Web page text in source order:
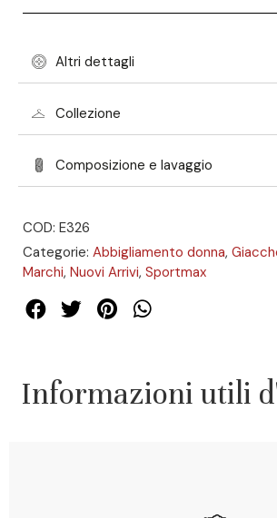
Altri dettagli
Collezione
Composizione e lavaggio
COD: E326
Categorie: Abbigliamento donna,
Marchi, Nuovi Arrivi, Sportmax
Informazioni utili